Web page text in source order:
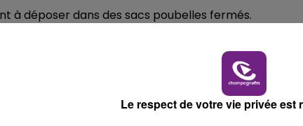
LA POP MACHINE -
à déposer dans des sacs poubelles fermés.
à déposer aux conteneurs à verre, en cochant la
nécessité » de l’attestation de déplacement
vous sur
ou appelez le
disponible sur le site du Grand Reims (
Le respect de votre vie privée est